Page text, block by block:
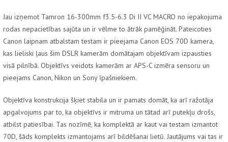
Jau izņemot Tamron 16-300mm f3.5-6.3 Di II VC MACRO no iepakojuma
rodas nepacietības sajūta un ir vēlme to ātrāk pamēģināt. Pateicoties
Canon laipnam atbalstam testam ir pieejama Canon EOS 70D kamera,
kas lieliski ļaus šim DSLR kamerām domātajam objektīvam izpausties
visā pilnībā. Objektīvs veidots kamerām ar APS-C izmēra sensoru un
pieejams Canon, Nikon un Sony īpašniekiem.
Objektīva konstrukcija šķiet stabila un ir pamats domāt, ka arī ražotāja
apgalvojums par to, ka objektīvs ir mitruma un tātad arī putekļu drošs,
atbilst patiesībai. Tas nozīmē, ka komplektā ar kaut vai testam izmantot
70D, šāds komplekts izmantojams arī bildēšanai lietū. Jautājums vai tas ir